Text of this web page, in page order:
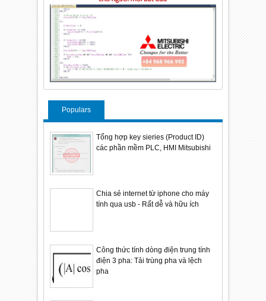
Populars
Tổng hợp key sieries (Product ID)
các phần mềm PLC, HMI Mitsubishi
Chia sẻ internet từ iphone cho máy
tính qua usb - Rất dễ và hữu ích
Công thức tính dòng điện trung tính
điện 3 pha: Tải trùng pha và lệch
pha